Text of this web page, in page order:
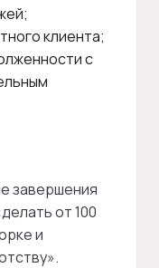
клиента;
с
завершения
от 100
и